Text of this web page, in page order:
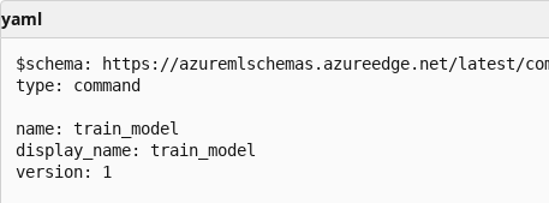
yaml
$schema: https://azuremlschemas.azureedge.net/latest/
type: command
name: train_model
display_name: train_model
version: 1